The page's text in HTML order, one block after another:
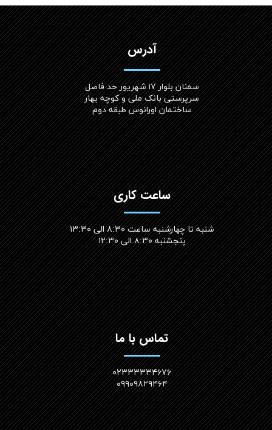
آدرس
سمنان بلوار ۱۷ شهریور حد فاصل
سرپرستی بانک ملی و کوچه بهار
ساختمان اورانوس طبقه دوم
ساعت کاری
شنبه تا چهارشنبه ساعت ۸:۳۰ الی ۱۳:۳۰
پنجشنبه ۸:۳۰ الی ۱۲:۳۰​​​​​​​
تماس با ما
۰۲۳۳۳۳۳۴۶۷۶
۰۹۹۰۹۸۲۹۴۶۴